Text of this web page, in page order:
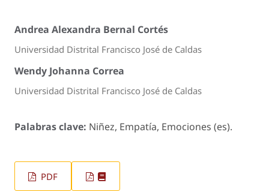
Andrea Alexandra Bernal Cortés
Universidad Distrital Francisco José de Caldas
Wendy Johanna Correa
Universidad Distrital Francisco José de Caldas
Palabras clave: Niñez, Empatía, Emociones (es).
PDF